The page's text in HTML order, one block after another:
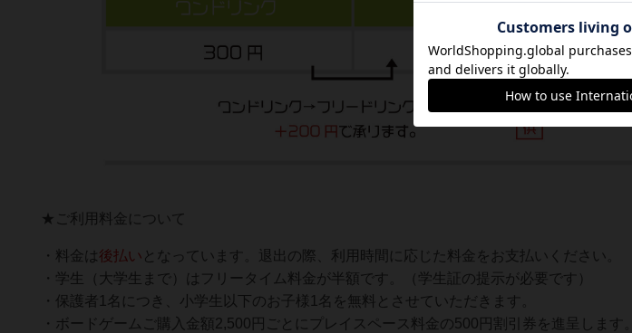
★ご利用料金について
・料金は 後払い となっています。退出の際、利用時間に応じた料金をお支払いください。
・学生（大学生まで）はフリータイム料金が半額です。（学生証の提示が必要です）
・保護者1名につき、小学生以下のお子様1名を無料とさせていただきます。
・ボードゲームご購入金額2,500円ごとにプレイスペース料金の500円割引券を進呈します。